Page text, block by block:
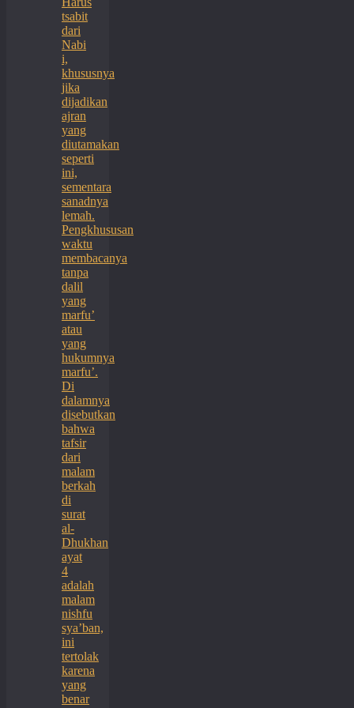
tsabit
dari
Nabi
i,
khususnya
jika
dijadikan
ajran
yang
diutamakan
seperti
ini,
sementara
sanadnya
lemah.
Pengkhususan
waktu
membacanya
tanpa
dalil
yang
marfu’
atau
yang
hukumnya
marfu’.
Di
dalamnya
disebutkan
bahwa
tafsir
dari
malam
berkah
di
surat
al-
Dhukhan
ayat
4
adalah
malam
nishfu
sya’ban,
ini
tertolak
karena
yang
benar